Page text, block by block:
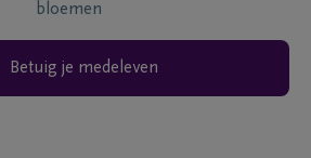
bloemen
Betuig je medeleven